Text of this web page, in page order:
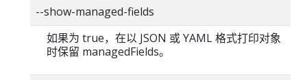
--show-managed-fields
如果为 true，在以 JSON 或 YAML 格式打印对象
时保留 managedFields。